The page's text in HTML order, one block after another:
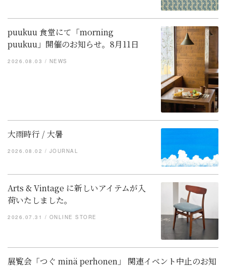
puukuu 食堂にて「morning
puukuu」開催のお知らせ。8月11日
2026.08.03 NEWS
大雨時行 / 大暑
2026.08.02 JOURNAL
Arts & Vintage に新しいアイテムが入
荷いたしました。
2026.07.31 ONLINE STORE
展覧会「つぐ minä perhonen」 関連イベント中止のお知